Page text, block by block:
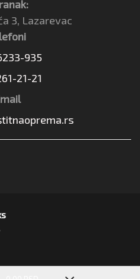
3, Lazarevac
935
21-21